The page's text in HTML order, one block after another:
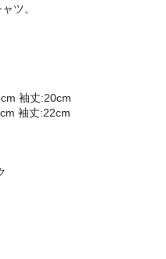
ツ。
袖丈:20cm
袖丈:22cm